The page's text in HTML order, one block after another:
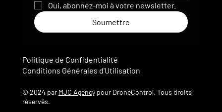
Oui, abonnez-moi à votre newsletter.
Soumettre
© 2024 par MJC Agencypour DroneControl. Tous droits
réservés.
Conditions Générales d'Utilisation
Politique de Confidentialité